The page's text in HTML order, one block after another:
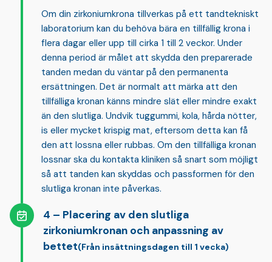
Om din zirkoniumkrona tillverkas på ett tandtekniskt
laboratorium kan du behöva bära en tillfällig krona i
flera dagar eller upp till cirka 1 till 2 veckor. Under
denna period är målet att skydda den preparerade
tanden medan du väntar på den permanenta
ersättningen. Det är normalt att märka att den
tillfälliga kronan känns mindre slät eller mindre exakt
än den slutliga. Undvik tuggummi, kola, hårda nötter,
is eller mycket krispig mat, eftersom detta kan få
den att lossna eller rubbas. Om den tillfälliga kronan
lossnar ska du kontakta kliniken så snart som möjligt
så att tanden kan skyddas och passformen för den
slutliga kronan inte påverkas.
Placering av den slutliga
zirkoniumkronan och anpassning av
bettet(Från insättningsdagen till 1 vecka)